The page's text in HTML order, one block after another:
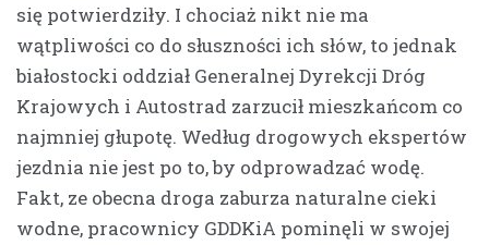
się potwierdziły. I chociaż nikt nie ma
wątpliwości co do słuszności ich słów, to jednak
białostocki oddział Generalnej Dyrekcji Dróg
Krajowych i Autostrad zarzucił mieszkańcom co
najmniej głupotę. Według drogowych ekspertów
jezdnia nie jest po to, by odprowadzać wodę.
Fakt, ze obecna droga zaburza naturalne cieki
wodne, pracownicy GDDKiA pominęli w swojej